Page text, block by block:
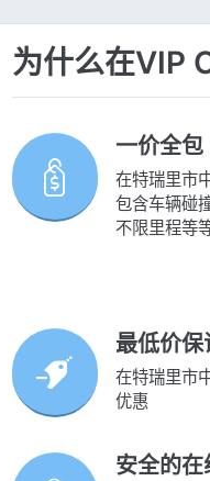
为什么在VIP
一价全包
在特瑞里市
包含车辆碰
不限里程等等
最低价保
在特瑞里市
优惠
安全的在